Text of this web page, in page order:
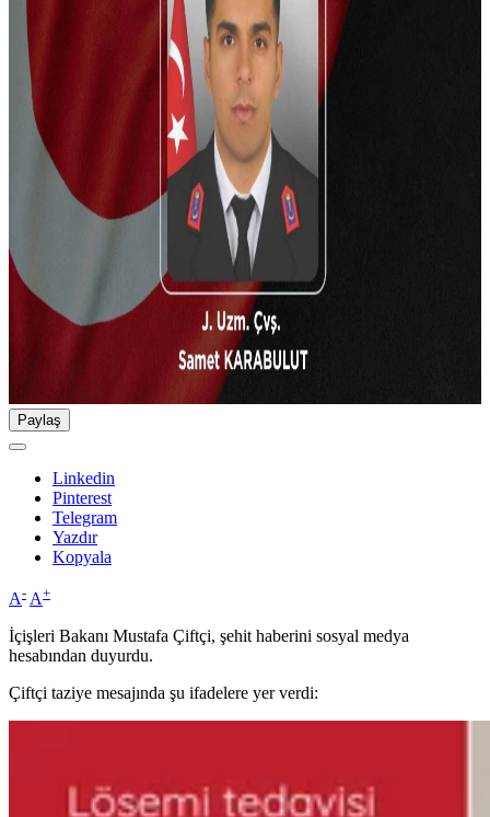
Paylaş
Linkedin
Pinterest
Telegram
Yazdır
Kopyala
A- A+
İçişleri Bakanı Mustafa Çiftçi, şehit haberini sosyal medya
hesabından duyurdu.
Çiftçi taziye mesajında şu ifadelere yer verdi: